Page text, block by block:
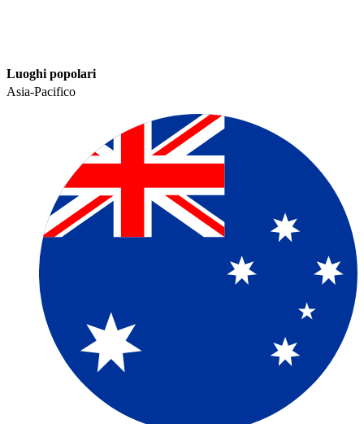
Luoghi popolari​​
Asia-Pacifico​​